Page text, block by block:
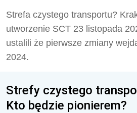
Strefa czystego transportu?
utworzenie SCT 23 listopada
ustalili że pierwsze zmiany
2024.
Strefy czystego
Kto będzie pionierem?